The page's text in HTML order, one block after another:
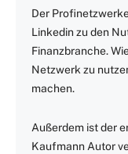
Der
Linkedin zu den
Finanzbranche.
Netzwerk zu
machen.
Außerdem ist der
Kaufmann Autor